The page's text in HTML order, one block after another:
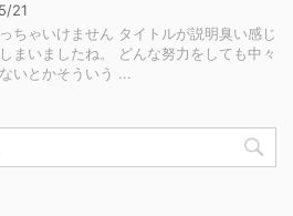
21
ちゃいけません タイトルが説明臭い感じ
まいましたね。 どんな努力をしても中々
いとかそういう ...